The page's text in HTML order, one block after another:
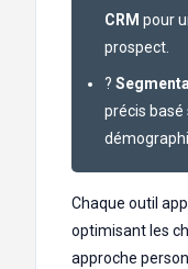
CRM pour
prospect.
?
précis basé
Chaque outil
optimisant les
approche